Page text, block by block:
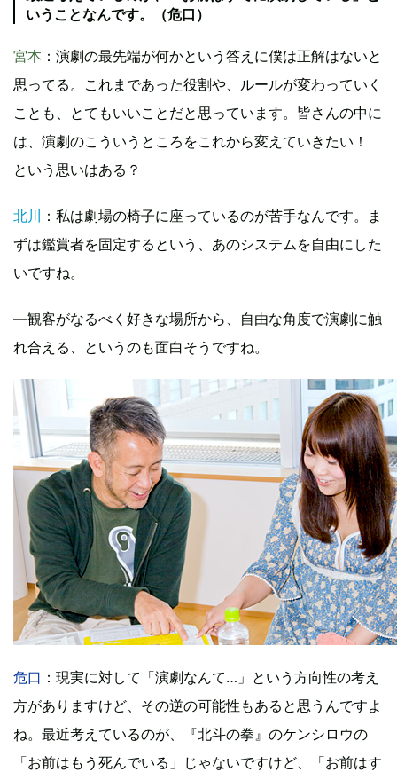
いうことなんです。（危口）
宮本 ：演劇の最先端が何かという答えに僕は正解はないと
思ってる。これまであった役割や、ルールが変わっていく
ことも、とてもいいことだと思っています。皆さんの中に
は、演劇のこういうところをこれから変えていきたい！
という思いはある？
北川 ：私は劇場の椅子に座っているのが苦手なんです。ま
ずは鑑賞者を固定するという、あのシステムを自由にした
いですね。
―観客がなるべく好きな場所から、自由な角度で演劇に触
れ合える、というのも面白そうですね。
危口 ：現実に対して「演劇なんて…」という方向性の考え
方がありますけど、その逆の可能性もあると思うんですよ
ね。最近考えているのが、『北斗の拳』のケンシロウの
「お前はもう死んでいる」じゃないですけど、「お前はす